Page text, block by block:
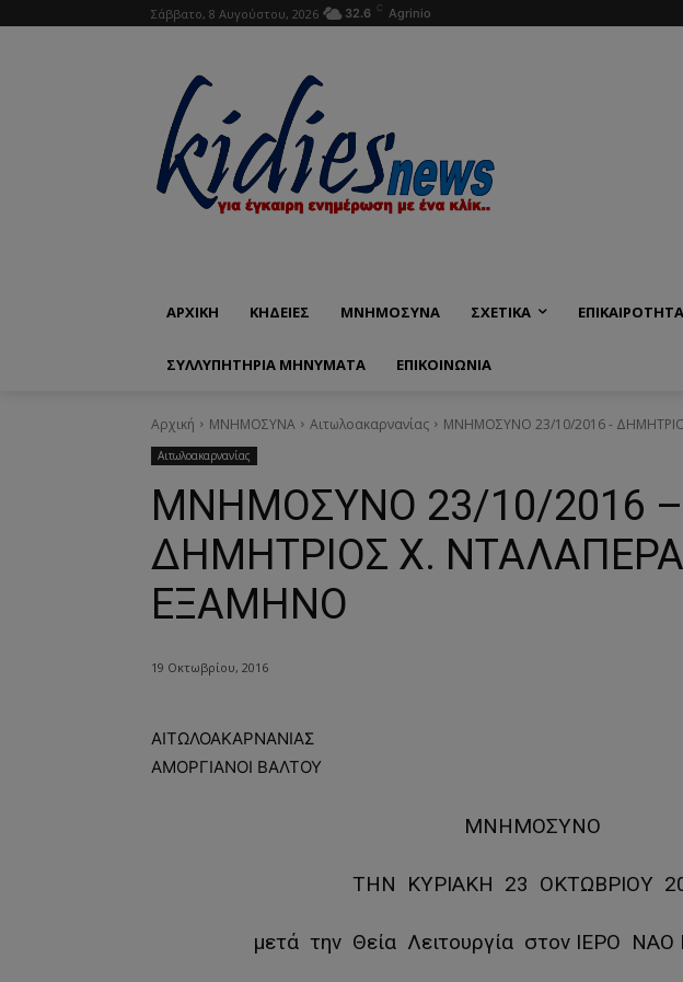
Σάββατο, 8 Αυγούστου, 2026 32.6 C Agrinio
ΑΡΧΙΚΗ ΚΗΔΕΙΕΣ ΜΝΗΜΟΣΥΝΑ ΣΧΕΤΙΚΑ ΕΠΙΚΑΙΡΟΤΗΤΑ
ΣΥΛΛΥΠΗΤΗΡΙΑ ΜΗΝΥΜΑΤΑ ΕΠΙΚΟΙΝΩΝΊΑ
Αρχική ΜΝΗΜΟΣΥΝΑ Αιτωλοακαρνανίας ΜΝΗΜΟΣΥΝΟ 23/10/2016 -
Αιτωλοακαρνανίας
ΜΝΗΜΟΣΥΝΟ 23/10/2016 –
ΔΗΜΗΤΡΙΟΣ Χ.
ΕΞΑΜΗΝΟ
19 Οκτωβρίου, 2016
ΑΙΤΩΛΟΑΚΑΡΝΑΝΙΑΣ
ΑΜΟΡΓΙΑΝΟΙ ΒΑΛΤΟΥ
ΜΝΗΜΟΣΥΝΟ
ΤΗΝ ΚΥΡΙΑΚΗ 23 ΟΚΤΩΒΡΙΟΥ
μετά την Θεία Λειτουργία στον ΙΕΡΟ